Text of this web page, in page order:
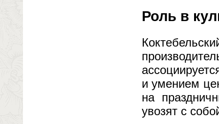
Роль в
и умением
на
увозят с